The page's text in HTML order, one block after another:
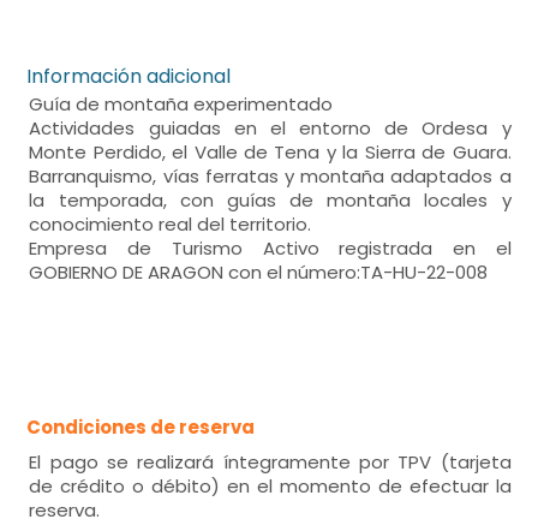
Información adicional
Guía de montaña experimentado
Actividades guiadas en el entorno de Ordesa y
Monte Perdido, el Valle de Tena y la Sierra de Guara.
Barranquismo, vías ferratas y montaña adaptados a
la temporada, con guías de montaña locales y
conocimiento real del territorio.
Empresa de Turismo Activo registrada en el
GOBIERNO DE ARAGON con el número:TA-HU-22-008
Condiciones de reserva
El pago se realizará íntegramente por TPV (tarjeta
de crédito o débito) en el momento de efectuar la
reserva.